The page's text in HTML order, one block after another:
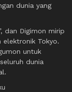
dunia yang
dan Digimon mirip
elektronik Tokyo.
untuk
dunia